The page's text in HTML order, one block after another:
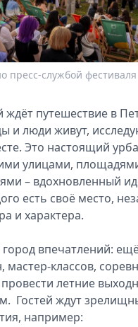
пресс-службой фестиваля
ждёт путешествие в
и люди живут,
Это настоящий
улицами,
– вдохновленный
есть своё место,
и характера.
впечатлений:
мастер-классов,
летние
Гостей ждут
например: